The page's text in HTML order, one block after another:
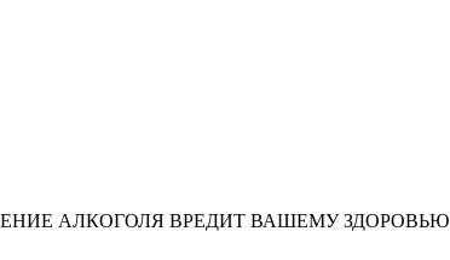
АЛКОГОЛЯ ВРЕДИТ ВАШЕМУ ЗДОРОВЬЮ